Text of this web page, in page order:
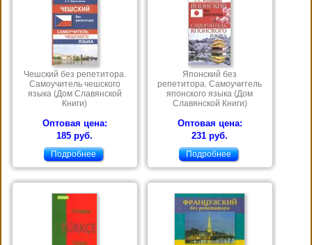
Чешский без репетитора.
Самоучитель чешского
языка (Дом Славянской
Книги)
Оптовая цена:
185 руб.
Подробнее
Японский без
репетитора. Самоучитель
японского языка (Дом
Славянской Книги)
Оптовая цена:
231 руб.
Подробнее